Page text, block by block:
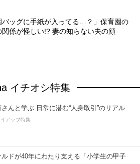
バッグに手紙が入ってる…？」保育園の
関係が怪しい!? 妻の知らない夫の顔
イチオシ特集
さんと学ぶ 日常に潜む“人身取引”のリアル
アップ特集
ルドが40年にわたり支える「小学生の甲子